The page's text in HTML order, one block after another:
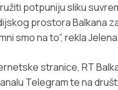
potpuniju sliku
prostora Balkana
smo na to”, rekla
stranice, RT
Telegram te na